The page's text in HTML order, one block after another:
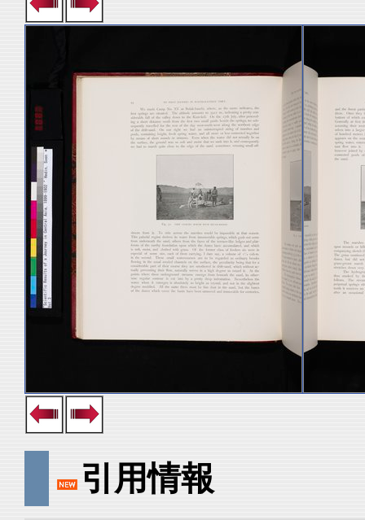
引用情報